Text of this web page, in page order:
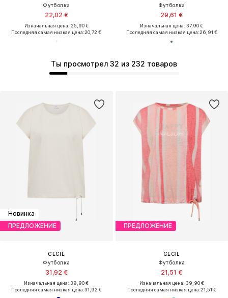
Ты просмотрел 32 из 232 товаров
Футболка
22,02 €
Изначальная цена: 25,90 €
Последняя самая низкая цена:20,72 €
Футболка
29,61 €
Изначальная цена: 37,90 €
Последняя самая низкая цена:26,91 €
Новинка
ПРЕДЛОЖЕНИЕ
CECIL
Футболка
31,92 €
Изначальная цена: 39,90 €
Последняя самая низкая цена:31,92 €
ПРЕДЛОЖЕНИЕ
CECIL
Футболка
21,51 €
Изначальная цена: 39,90 €
Последняя самая низкая цена:21,51 €